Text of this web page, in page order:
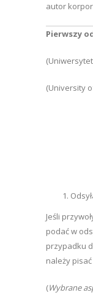
autor
Pierwszy
(University
Jeśli
podać w
przypadku
należy
(Wybrane